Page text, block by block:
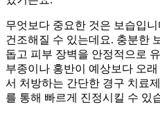
무엇보다 중요한 것은 보습입
건조해질 수 있는데요. 충분한
돕고 피부 장벽을 안정적으로
부종이나 홍반이 예상보다 오
서 처방하는 간단한 경구 치료
를 통해 빠르게 진정시킬 수 있